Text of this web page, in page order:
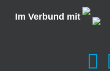
Im Verbund mit